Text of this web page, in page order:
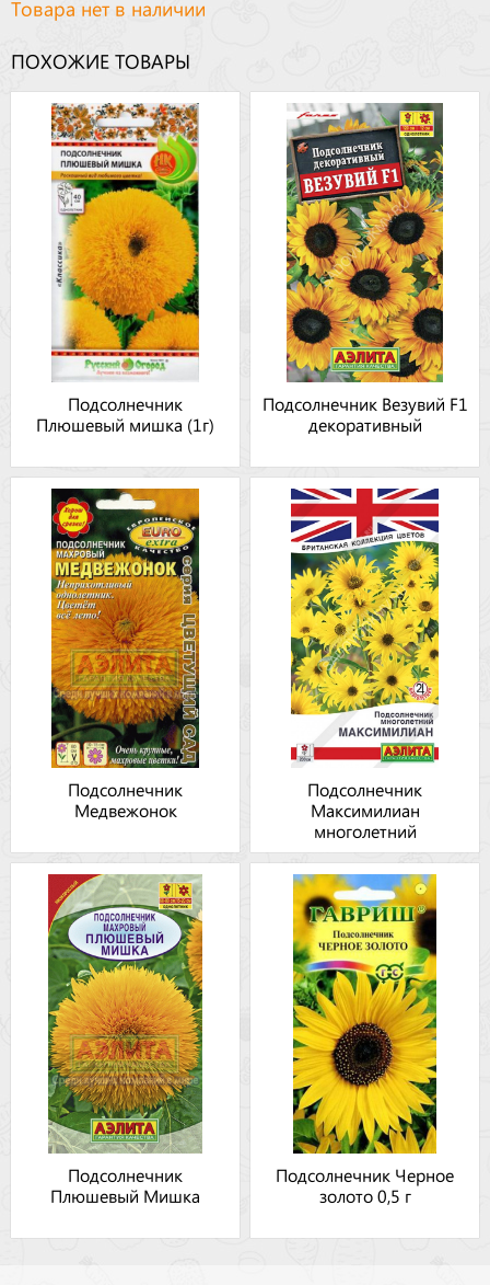
Товара нет в наличии
ПОХОЖИЕ ТОВАРЫ
Подсолнечник
Плюшевый мишка (1г)
Подсолнечник Везувий F1
декоративный
Подсолнечник
Медвежонок
Подсолнечник
Максимилиан
многолетний
Подсолнечник
Плюшевый Мишка
Подсолнечник Черное
золото 0,5 г